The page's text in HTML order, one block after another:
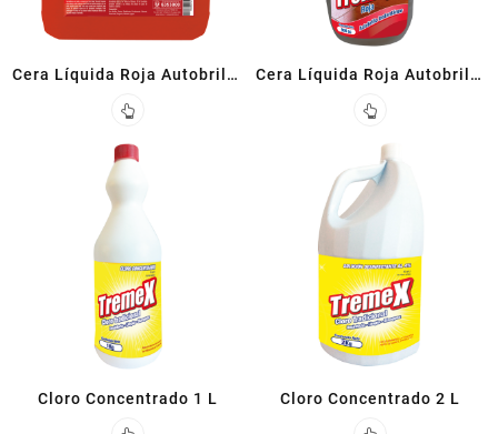
Cera Líquida Roja Autobrillo
5 L
Cera Líquida Roja Autobrillo
900ml
Cloro Concentrado 1 L Cloro Concentrado 2 L